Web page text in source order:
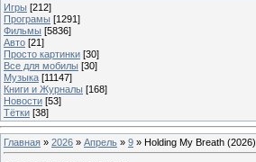
Игры [212]
Програмы [1291]
Фильмы [5836]
Авто [21]
Просто картинки [30]
Все для мобилы [30]
Музыка [11147]
Книги и Журналы [168]
Новости [53]
Тётки [38]
Главная » 2026 » Апрель » 9 » Holding My Breath (2026)